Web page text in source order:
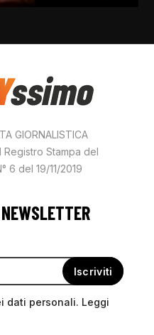
GIORNALISTICA
Stampa del
6 del 19/11/2019
dati personali. Leggi